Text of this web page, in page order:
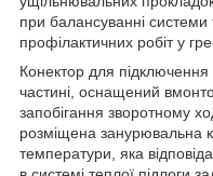
при балансуванні системи
профілактичних робіт у
Конектор для підключення
частині, оснащений
запобігання зворотному
розміщена занурювальна
температури, яка